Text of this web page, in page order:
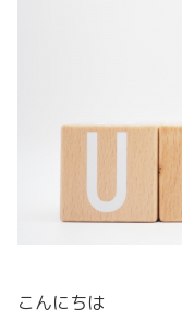
こんにちは